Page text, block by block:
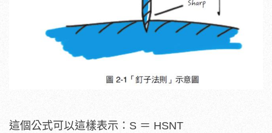
這個公式可以這樣表示：S ＝ HSNT